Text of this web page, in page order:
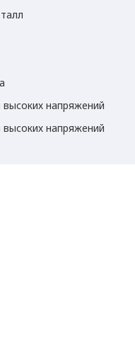
напряжений
напряжений